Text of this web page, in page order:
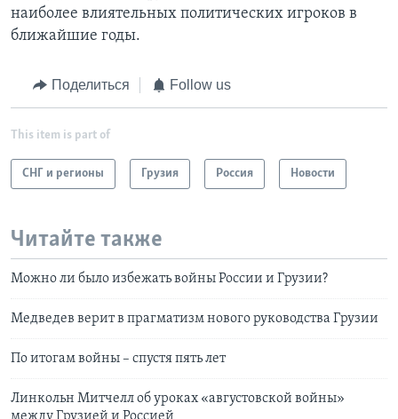
наиболее влиятельных политических игроков в
ближайшие годы.
Поделиться Follow us
This item is part of
СНГ и регионы Грузия Россия Новости
Читайте также
Можно ли было избежать войны России и Грузии?
Медведев верит в прагматизм нового руководства Грузии
По итогам войны – спустя пять лет
Линкольн Митчелл об уроках «августовской войны»